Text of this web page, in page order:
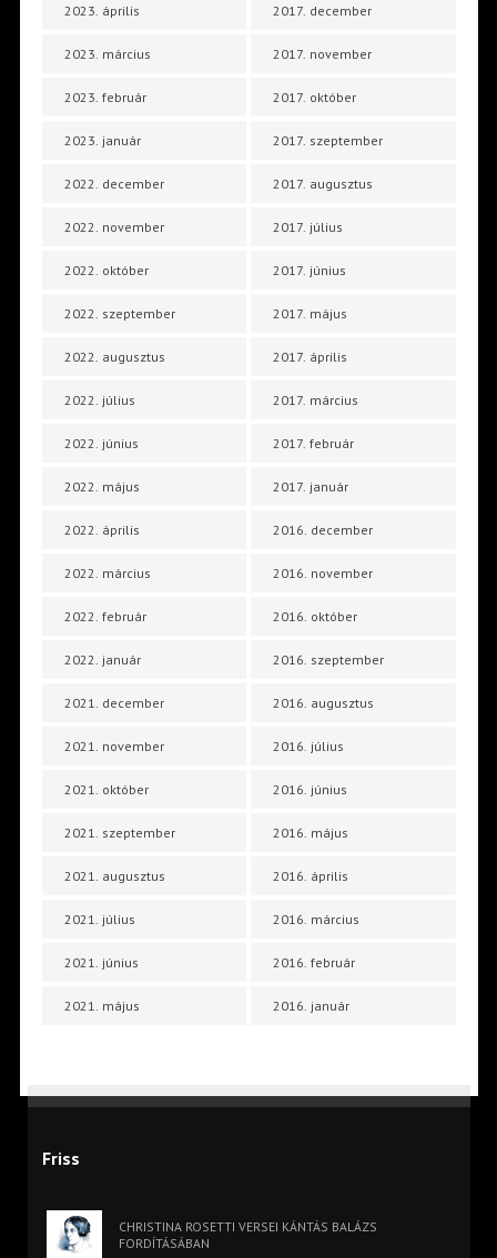
2023. április
2023. március
2023. február
2023. január
2022. december
2022. november
2022. október
2022. szeptember
2022. augusztus
2022. július
2022. június
2022. május
2022. április
2022. március
2022. február
2022. január
2021. december
2021. november
2021. október
2021. szeptember
2021. augusztus
2021. július
2021. június
2021. május
2017. december
2017. november
2017. október
2017. szeptember
2017. augusztus
2017. július
2017. június
2017. május
2017. április
2017. március
2017. február
2017. január
2016. december
2016. november
2016. október
2016. szeptember
2016. augusztus
2016. július
2016. június
2016. május
2016. április
2016. március
2016. február
2016. január
Friss
CHRISTINA ROSETTI VERSEI KÁNTÁS BALÁZS
FORDÍTÁSÁBAN